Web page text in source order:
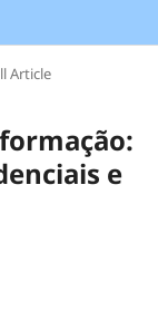
Article
e